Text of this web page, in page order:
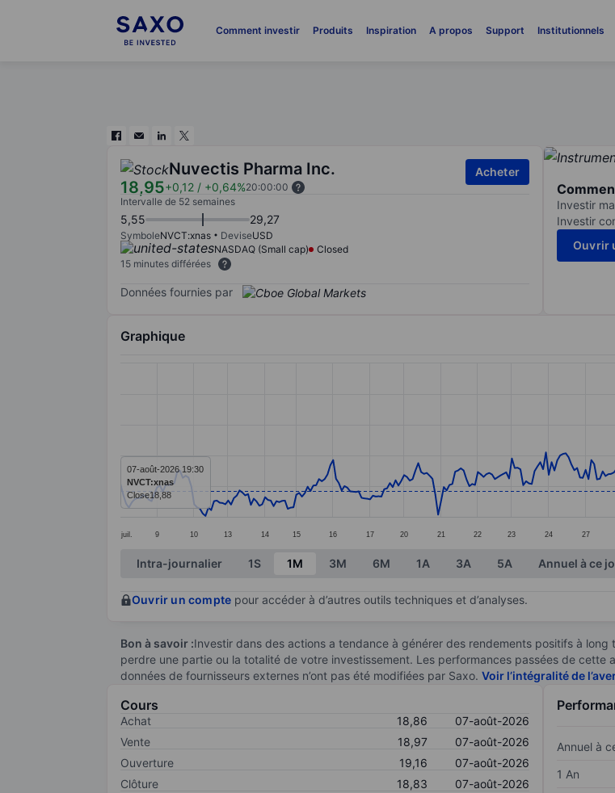
Comment investir Produits Inspiration A propos Support Institutionnels
Nuvectis Pharma Inc.
18,95+0,12 / +0,64%20:00:00
Acheter
Intervalle de 52 semaines
5,55 29,27
SymboleNVCT:xnas DeviseUSD
NASDAQ (Small cap)
Closed
15 minutes différées
Données fournies par
Investir
Investir
Ouvrir
Graphique
juil. 9 10 13 14 15 16 17 20 21 22 23 24 27
07-août-2026 19:30
NVCT:xnas
Close18,88
End of interactive chart.
Intra-journalier 1S 1M 3M 6M 1A 3A 5A Annuel à ce
Ouvrir un compte pour accéder à d’autres outils techniques et d’analyses.
Bon à savoir :Investir dans des actions a tendance à générer des rendements positifs à
perdre une partie ou la totalité de votre investissement. Les performances passées de
données de fournisseurs externes n’ont pas été modifiées par Saxo. Voir l’intégralité de
Cours
Achat 18,86
07-août-2026
Vente
18,97
07-août-2026
Ouverture
19,16
07-août-2026
Clôture
18,83
07-août-2026
Annuel à
1 An